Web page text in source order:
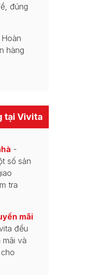
đúng
hàng
tại Vivita
-
số sản
tra
mãi
đều
mãi và